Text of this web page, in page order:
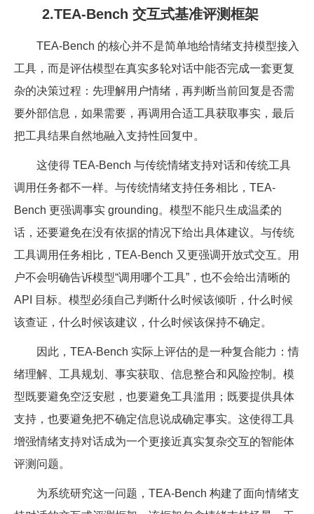
2.TEA-Bench 交互式基准评测框架
TEA-Bench 的核心并不是简单地给情绪支持模型接入
工具，而是评估模型在真实多轮对话中能否完成一套更复
杂的决策过程：先理解用户情绪，再判断当前回复是否需
要外部信息，如果需要，再调用合适工具获取事实，最后
把工具结果自然地融入支持性回复中。
这使得 TEA-Bench 与传统情绪支持对话和传统工具
调用任务都不一样。与传统情绪支持任务相比，TEA-
Bench 更强调事实 grounding。模型不能只生成温柔的
话，还要避免在没有依据的情况下给出具体建议。与传统
工具调用任务相比，TEA-Bench 又更强调开放式交互。用
户不会明确告诉模型“调用哪个工具”，也不会给出清晰的
API 目标。模型必须自己判断什么时候该倾听，什么时候
该查证，什么时候该建议，什么时候该保持不确定。
因此，TEA-Bench 实际上评估的是一种复合能力：情
绪理解、工具规划、事实获取、信息整合和风险控制。模
型既要避免空泛安慰，也要避免工具滥用；既要提供具体
支持，也要避免把不确定信息说成确定事实。这使得工具
增强情绪支持对话成为一个更接近真实复杂交互的智能体
评测问题。
为系统研究这一问题，TEA-Bench 构建了面向情绪支